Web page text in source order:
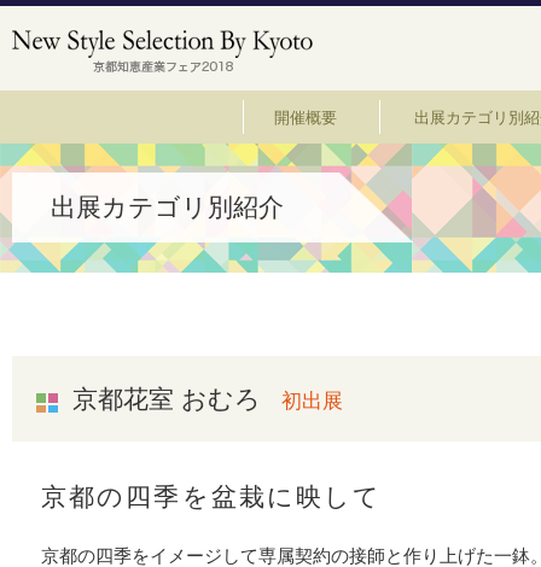
開催概要 出展カテゴリ別
出展カテゴリ別紹介
京都花室 おむろ 初出展
京都の四季を盆栽に映して
京都の四季をイメージして専属契約の接師と作り上げた一